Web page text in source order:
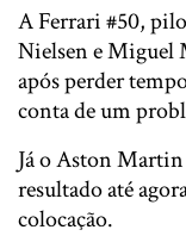
A Ferrari #50,
NielseneMiguel
após perder
conta de um
Já o Aston
resultado até
colocação.